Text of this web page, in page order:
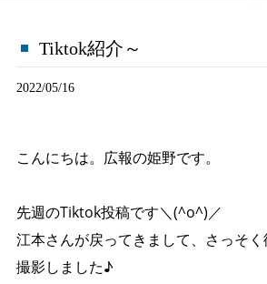
Tiktok紹介～
2022/05/16
こんにちは。広報の姫野です。
先週のTiktok投稿です＼(^o^)／
江本さんが戻ってきまして、さっそ
撮影しました♪